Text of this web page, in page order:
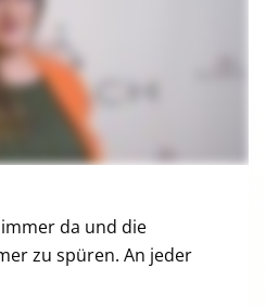
da und die
zu spüren. An jeder